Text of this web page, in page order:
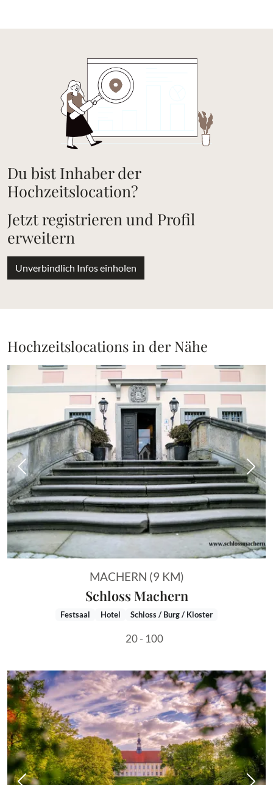
Du bist Inhaber der
Hochzeitslocation?
Jetzt registrieren und Profil
erweitern
Unverbindlich Infos einholen
Hochzeitslocations in der Nähe
Vorheriges Bild
MACHERN (9 KM)
Schloss Machern
Festsaal Hotel Schloss / Burg / Kloster
20 - 100